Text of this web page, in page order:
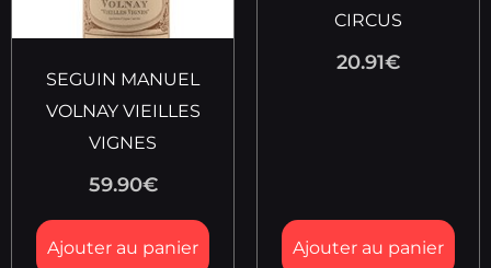
SEGUIN MANUEL
VOLNAY VIEILLES
VIGNES
59.90€
Ajouter au panier
CIRCUS
20.91€
Ajouter au panier